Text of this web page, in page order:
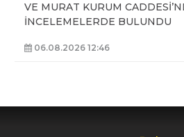
VE MURAT KURUM
İNCELEMELERDE BULUNDU
06.08.2026 12:46